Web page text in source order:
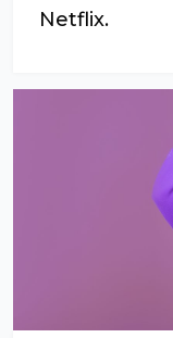
Netflix.